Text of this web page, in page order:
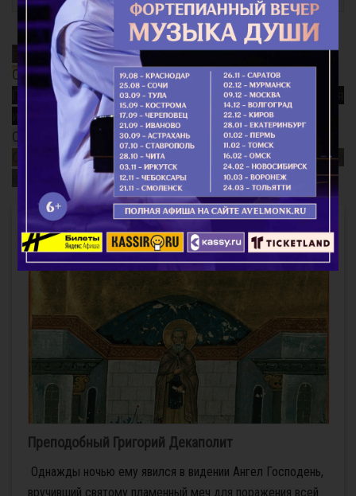
Благодатный Огонь
Смысл поста
Почему так важно поминать усопших? Непридуманная
история...
Старец Варнава (Меркулов)
Священномученик Ермоген, патриарх Московский и
всея Руси
Интересное
Преподобный Григорий Декаполит
Од­на­жды но­чью ему явил­ся в ви­де­нии Ан­гел Гос­по­день,
вру­чив­ший свя­то­му пла­мен­ный меч для по­ра­же­ния всей